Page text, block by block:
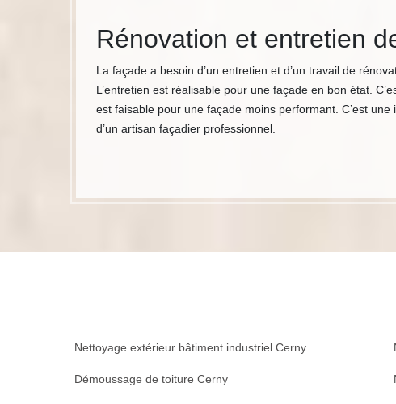
Rénovation et entretien
La façade a besoin d’un entretien et d’un travail de
L’entretien est réalisable pour une façade en bon état.
est faisable pour une façade moins performant. C’est
d’un artisan façadier professionnel.
Nettoyage extérieur bâtiment industriel Cerny
Démoussage de toiture Cerny